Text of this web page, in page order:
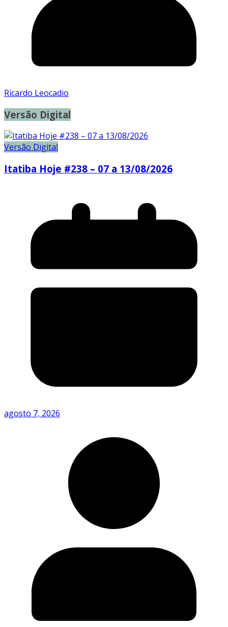
Ricardo Leocadio
Versão Digital
Versão Digital
Itatiba Hoje #238 – 07 a 13/08/2026
agosto 7, 2026